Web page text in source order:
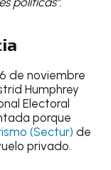
de noviembre
Humphrey
Electoral
porque
(Sectur) de
privado.